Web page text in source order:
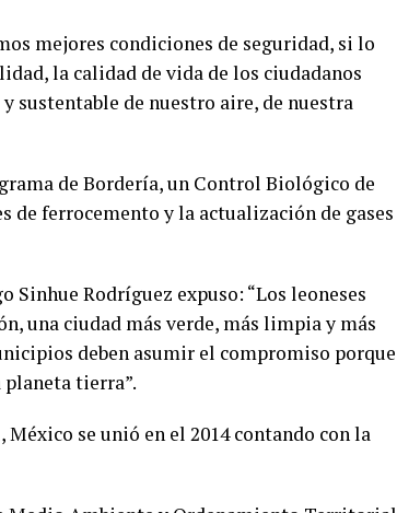
mejores condiciones de seguridad, si lo
la calidad de vida de los ciudadanos
sustentable de nuestro aire, de nuestra
de Bordería, un Control Biológico de
de ferrocemento y la actualización de gases
Sinhue Rodríguez expuso: “Los leoneses
una ciudad más verde, más limpia y más
deben asumir el compromiso porque
tierra”.
se unió en el 2014 contando con la